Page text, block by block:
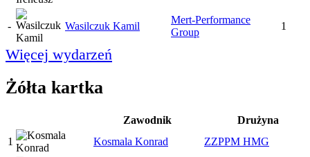
- Wasilczuk Kamil
Mert-Performance
Group
1
Więcej wydarzeń
Żółta kartka
Zawodnik
Drużyna
1
Kosmala Konrad ZZPPM HMG